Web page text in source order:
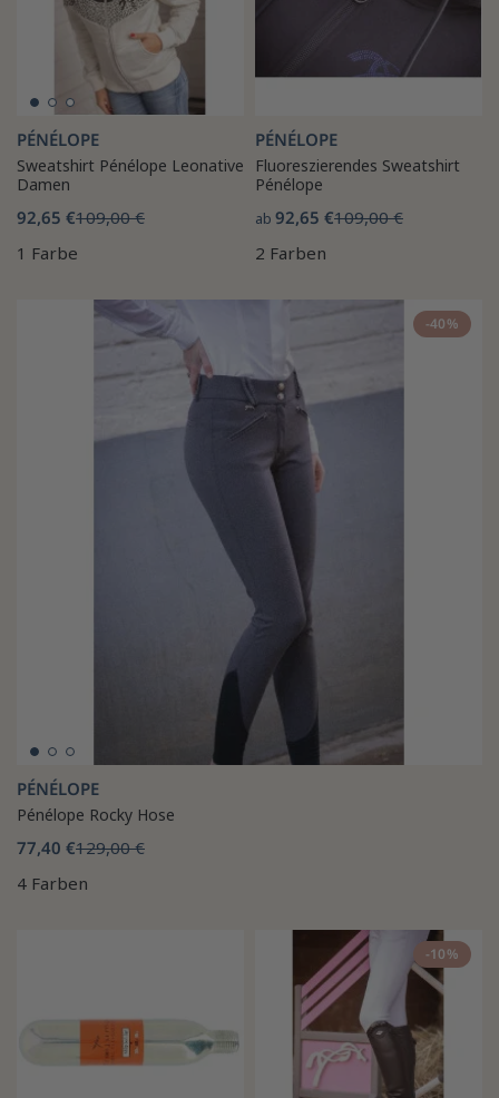
PÉNÉLOPE
Sweatshirt Pénélope Leonative
Damen
92,65 €109,00 €
1 Farbe
PÉNÉLOPE
Fluoreszierendes Sweatshirt
Pénélope
ab 92,65 €109,00 €
2 Farben
-40%
PÉNÉLOPE
Pénélope Rocky Hose
77,40 €129,00 €
4 Farben
-10%